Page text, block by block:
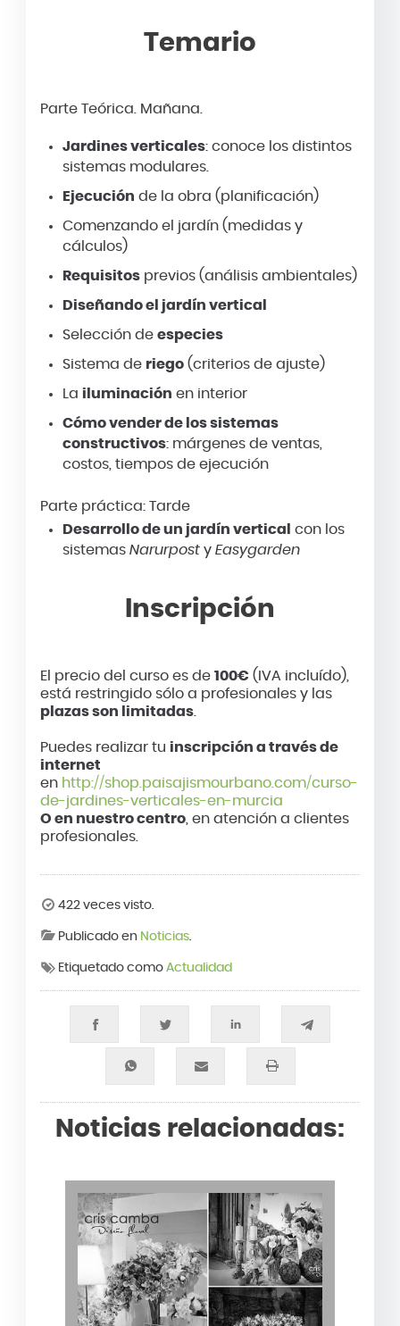
Temario
Parte Teórica. Mañana.
Jardines verticales: conoce los distintos
sistemas modulares.
Ejecución de la obra (planificación)
Comenzando el jardín (medidas y
cálculos)
Requisitosprevios (análisis ambientales)
Diseñando el jardín vertical
Selección de especies
Sistema de riego(criterios de ajuste)
La iluminación en interior
Cómo vender de los sistemas
constructivos: márgenes de ventas,
costos, tiempos de ejecución
Parte práctica: Tarde
Desarrollo de un jardín vertical
con los
sistemas Narurposty Easygarden
Inscripción
El precio del curso es de 100€(IVA incluído),
está restringido sólo a profesionales y las
plazas son limitadas.
Puedes realizar tu inscripción a través de
internet
en http://shop.paisajismourbano.com/curso-
de-jardines-verticales-en-murcia
O en nuestro centro, en atención a clientes
profesionales.
422 veces visto.
Publicado en Noticias.
Etiquetado como Actualidad
Noticias relacionadas: